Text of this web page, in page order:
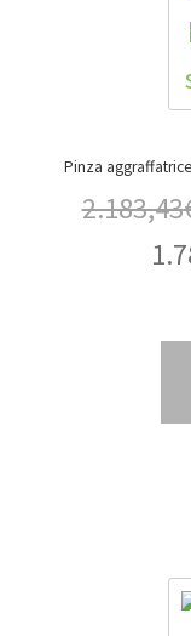
2.183,43